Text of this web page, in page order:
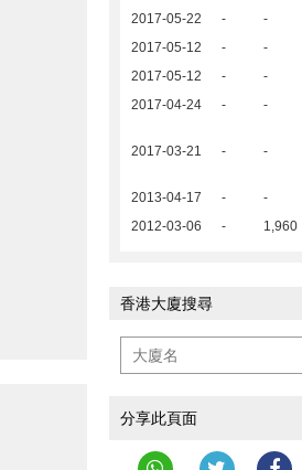
2017-05-22 - -
2017-05-12
- -
2017-05-12
- -
2017-04-24
- -
2017-03-21
- -
2013-04-17
- -
2012-03-06
- 1,960
香港大廈搜尋
分享此頁面